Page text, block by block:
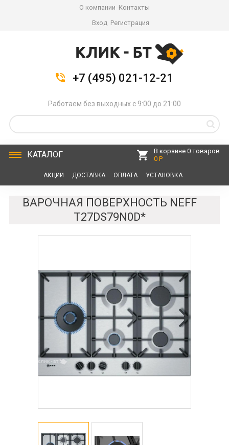
О компании Контакты
Вход Регистрация
+7 (495) 021-12-21
Работаем без выходных с 9:00 до 21:00
КАТАЛОГ
В корзине 0 товаров
0 Р
АКЦИИ ДОСТАВКА ОПЛАТА УСТАНОВКА
ВАРОЧНАЯ ПОВЕРХНОСТЬ NEFF
T27DS79N0D*